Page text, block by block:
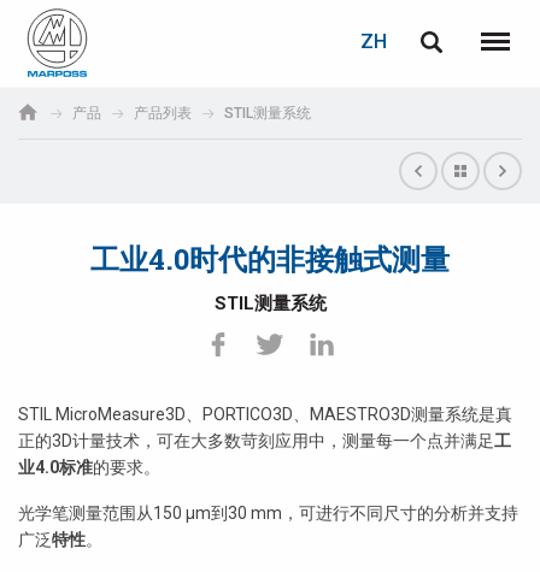
S.p.A.
ZH
菜单
产品 产品列表 STIL测量系统
工业4.0时代的非接触式测量
STIL测量系统
STIL MicroMeasure3D、PORTICO3D、MAESTRO3D测量系统是真
正的3D计量技术，可在大多数苛刻应用中，测量每一个点并满足工
业4.0标准的要求。
光学笔测量范围从150 μm到30 mm，可进行不同尺寸的分析并支持
广泛特性。
Deutsch
Español
日本語 (Japanese)
한국어 (Korean)
登录
密码
如您尚未注册，可立即免费注册！ 点击此处！